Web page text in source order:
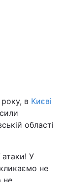
в Києві
області
атаки! У
не